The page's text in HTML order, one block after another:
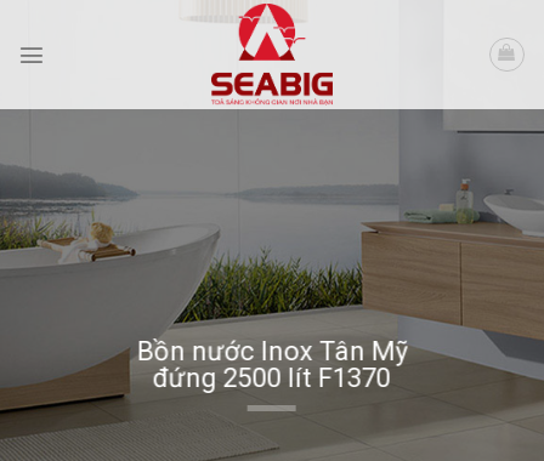
content
Bồn nước Inox Tân Mỹ
đứng 2500 lít F1370